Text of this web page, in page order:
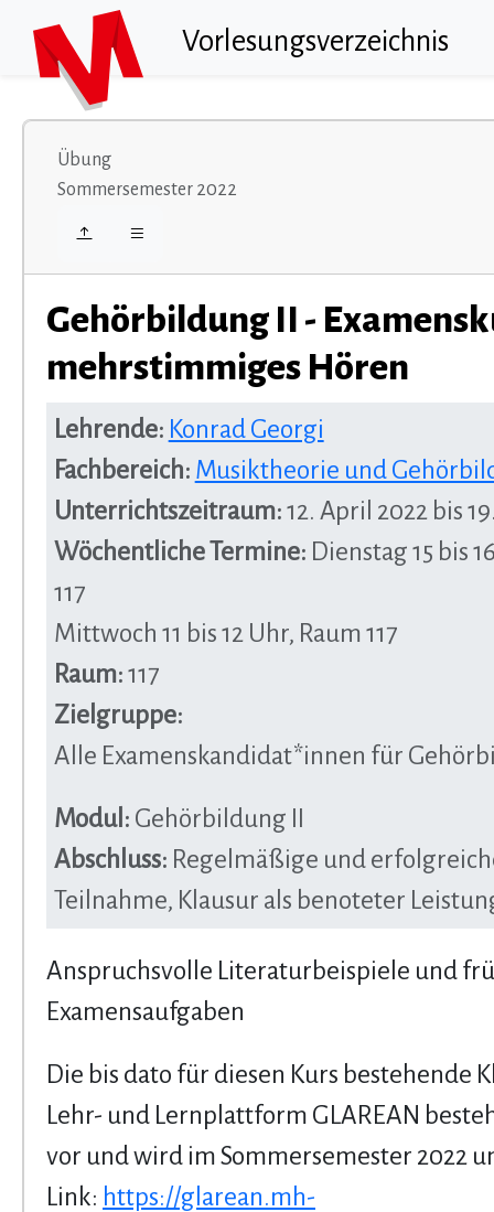
Vorlesungsverzeichnis
Übung
Sommersemester 2022
Gehörbildung II -
mehrstimmiges Hören
Lehrende: Konrad Georgi
Fachbereich: Musiktheorie und
Unterrichtszeitraum: 12. April 2022 bis
Wöchentliche Termine: Dienstag 15 bis
117
Mittwoch 11 bis 12 Uhr, Raum 117
Raum: 117
Zielgruppe:
Alle Examenskandidat*innen für
Modul: Gehörbildung II
Abschluss: Regelmäßige und
Teilnahme, Klausur als benoteter
Anspruchsvolle Literaturbeispiele und
Examensaufgaben
Die bis dato für diesen Kurs bestehende
Lehr- und Lernplattform GLAREAN
vor und wird im Sommersemester 2022
Link: https://glarean.mh-